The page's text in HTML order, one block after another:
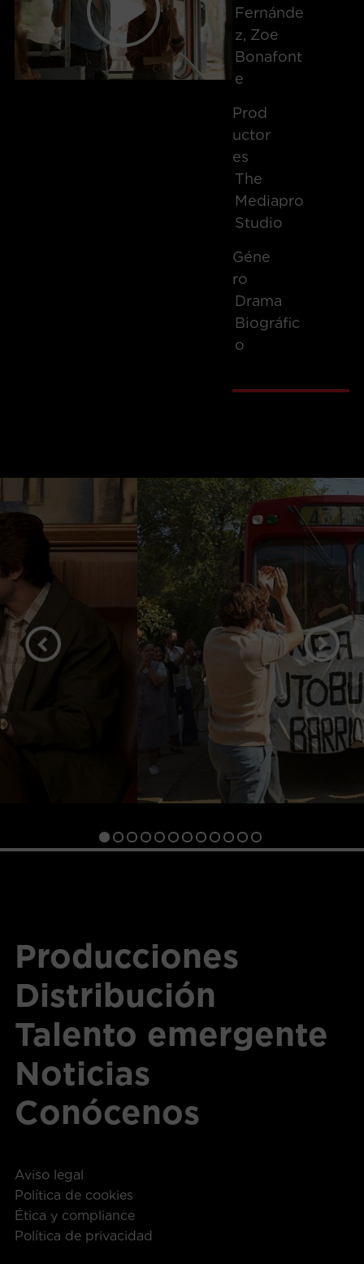
Fernánde
Z, Zoe
Bonafont
E
Prod
Uctor
Es
The
Mediapro
Studio
Géne
Ro
Drama
Biográfic
o
Producciones
Distribución
Talento emergente
Noticias
Conócenos
Aviso legal
Política de cookies
Ética y compliance
Política de privacidad